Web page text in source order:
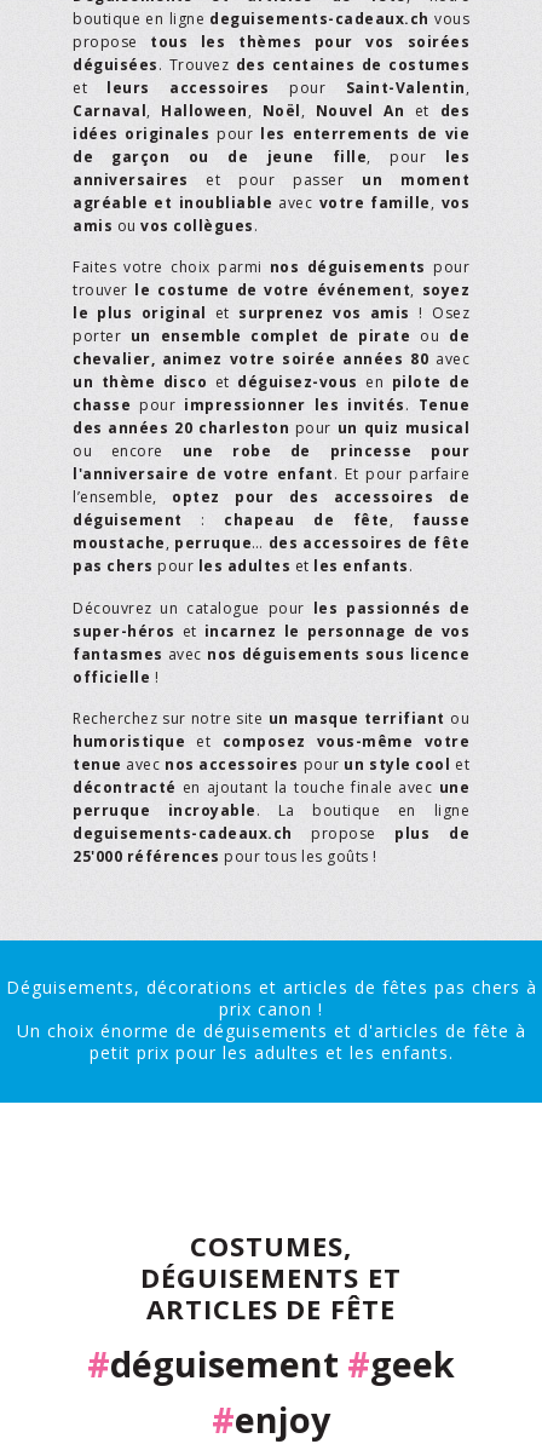
boutique en ligne deguisements-cadeaux.ch vous
propose tous les thèmes pour vos soirées
déguisées. Trouvez des centaines de costumes
et leurs accessoires pour Saint-Valentin,
Carnaval, Halloween, Noël, Nouvel An et des
idées originales pour les enterrements de vie
de garçon ou de jeune fille, pour les
anniversaires et pour passer un moment
agréable et inoubliable avec votre famille, vos
amis ou vos collègues.
Faites votre choix parmi nos déguisements pour
trouver le costume de votre événement, soyez
le plus original et surprenez vos amis ! Osez
porter un ensemble complet de pirate ou de
chevalier, animez votre soirée années 80 avec
un thème disco et déguisez-vous en pilote de
chasse pour impressionner les invités. Tenue
des années 20 charleston pour un quiz musical
ou encore une robe de princesse pour
l'anniversaire de votre enfant. Et pour parfaire
l’ensemble, optez pour des accessoires de
déguisement : chapeau de fête, fausse
moustache, perruque… des accessoires de fête
pas chers pour les adultes et les enfants.
Découvrez un catalogue pour les passionnés de
super-héros et incarnez le personnage de vos
fantasmes avec nos déguisements sous licence
officielle !
Recherchez sur notre site un masque terrifiant ou
humoristique et composez vous-même votre
tenue avec nos accessoires pour un style cool et
décontracté en ajoutant la touche finale avec une
perruque incroyable. La boutique en ligne
deguisements-cadeaux.ch propose plus de
25'000 références pour tous les goûts !
Déguisements, décorations et articles de fêtes pas chers à
prix canon !
Un choix énorme de déguisements et d'articles de fête à
petit prix pour les adultes et les enfants.
COSTUMES,
DÉGUISEMENTS ET
ARTICLES DE FÊTE
#déguisement #geek
#enjoy